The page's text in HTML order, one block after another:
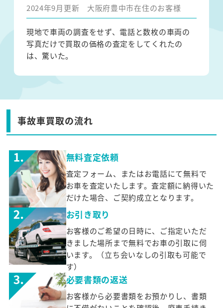
2024年9月更新 大阪府豊中市在住のお客様
現地で車両の調査をせず、電話と数枚の車両の
写真だけで買取の価格の査定をしてくれたの
は、驚いた。
事故車買取の流れ
無料査定依頼
査定フォーム、またはお電話にて無料で
お車を査定いたします。査定額に納得いた
だけた場合、ご契約成立となります。
お引き取り
お客様のご希望の日時に、ご指定いただ
きました場所まで無料でお車の引取に伺
います。（立ち会いなしの引取も可能で
す）
必要書類の返送
お客様から必要書類をお預かりし、書類